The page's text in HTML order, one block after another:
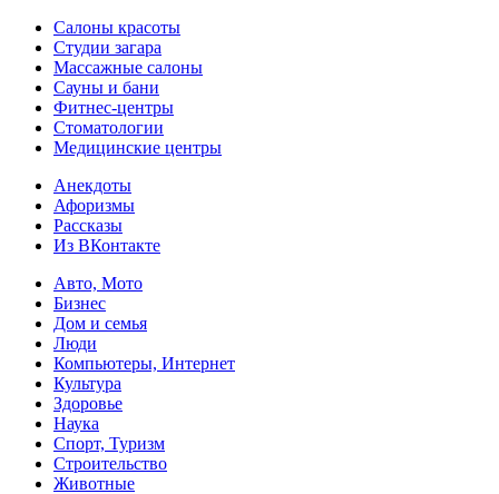
Салоны красоты
Студии загара
Массажные салоны
Сауны и бани
Фитнес-центры
Стоматологии
Медицинские центры
Анекдоты
Афоризмы
Рассказы
Из ВКонтакте
Авто, Мото
Бизнес
Дом и семья
Люди
Компьютеры, Интернет
Культура
Здоровье
Наука
Спорт, Туризм
Строительство
Животные